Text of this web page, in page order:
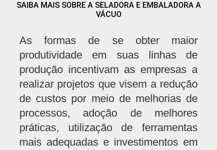
SAIBA MAIS SOBRE A SELADORA E EMBALADORA A
VÁCUO
As formas de se obter maior
produtividade em suas linhas de
produção incentivam as empresas a
realizar projetos que visem a redução
de custos por meio de melhorias de
processos, adoção de melhores
práticas, utilização de ferramentas
mais adequadas e investimentos em